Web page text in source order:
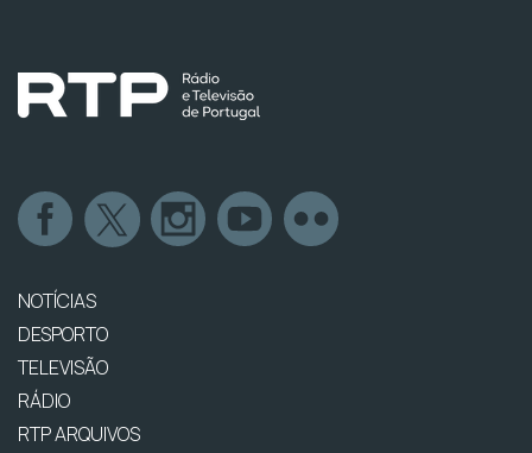
NOTÍCIAS
DESPORTO
TELEVISÃO
RÁDIO
RTP ARQUIVOS